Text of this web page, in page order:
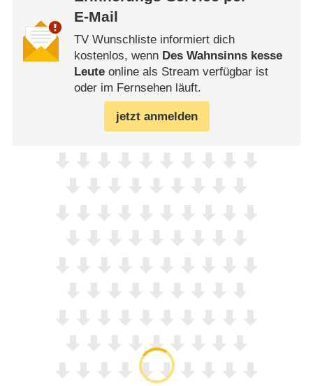
E-Mail
TV Wunschliste informiert dich
kostenlos, wenn Des Wahnsinns kesse
Leuteonline als Stream verfügbar ist
oder im Fernsehen läuft.
jetzt anmelden